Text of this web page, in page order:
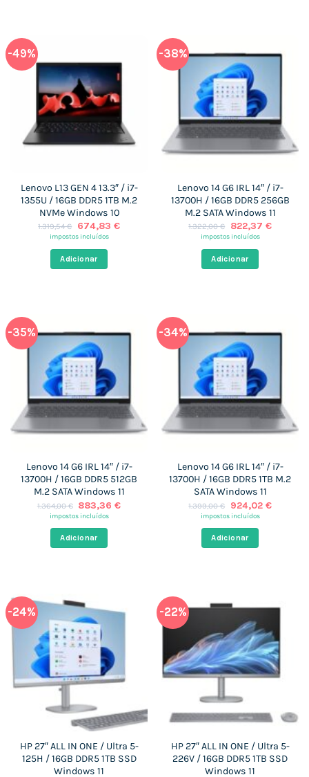
-49%
Lenovo L13 GEN 4 13.3″ / i7-
1355U / 16GB DDR5 1TB M.2
NVMe Windows 10
1.319,54€
O
preço
era:
1.319,54 €.
674,83 €O
impostos incluídos
Adicionar
-38%
Lenovo 14 G6 IRL 14″ / i7-
13700H / 16GB DDR5 256GB
M.2 SATA Windows 11
1.322,00€
O
preço
era:
1.322,00 €.
822,37 €O
impostos incluídos
Adicionar
-35%
Lenovo 14 G6 IRL 14″ / i7-
13700H / 16GB DDR5 512GB
M.2 SATA Windows 11
1.364,00€ O
preço
era:
1.364,00 €.
883,36€O
impostos incluídos
Adicionar
-34%
Lenovo 14 G6 IRL 14″ / i7-
13700H / 16GB DDR5 1TB M.2
SATA Windows 11
1.399,00€
O
preço
era:
1.399,00 €.
924,02 €O
impostos incluídos
Adicionar
-24%
HP 27″ ALL IN ONE / Ultra 5-
125H / 16GB DDR5 1TB SSD
Windows 11
-22%
HP 27″ ALL IN ONE / Ultra 5-
226V / 16GB DDR5 1TB SSD
Windows 11